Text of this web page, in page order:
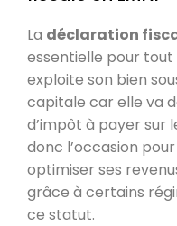
La déclaration
essentielle pour tout
exploite son bien
capitale car elle va
d’impôt à payer sur
donc l’occasion pour
optimiser ses
grâce à certains
ce statut.